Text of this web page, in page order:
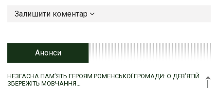
Залишити коментар
Анонси
НЕЗГАСНА ПАМ’ЯТЬ ГЕРОЯМ РОМЕНСЬКОЇ ГРОМАДИ: О ДЕВ’ЯТІЙ
ЗБЕРЕЖІТЬ МОВЧАННЯ…